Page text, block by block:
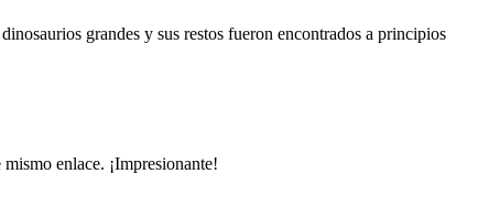
grandes y sus restos fueron encontrados a principios
mismo enlace. ¡Impresionante!